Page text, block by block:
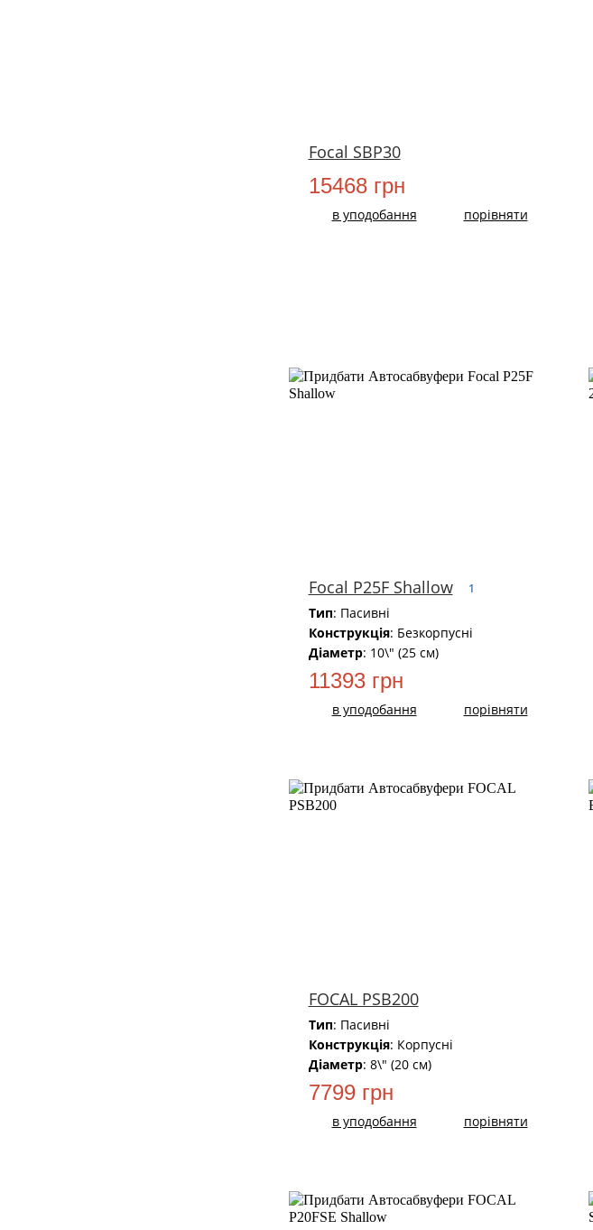
Focal SBP30
15468 грн
в уподобання порівняти
Focal P25F Shallow 1
Тип: Пасивні
Конструкція: Безкорпусні
Діаметр: 10\" (25 см)
11393 грн
в уподобання порівняти
FOCAL PSB200
Тип: Пасивні
Конструкція: Корпусні
Діаметр: 8\" (20 см)
7799 грн
в уподобання порівняти